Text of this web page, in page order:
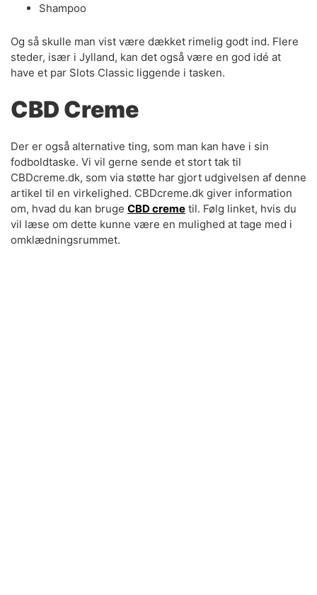
Shampoo
Og så skulle man vist være dækket rimelig godt ind. Flere
steder, især i Jylland, kan det også være en god idé at
have et par Slots Classic liggende i tasken.
CBD Creme
Der er også alternative ting, som man kan have i sin
fodboldtaske. Vi vil gerne sende et stort tak til
CBDcreme.dk, som via støtte har gjort udgivelsen af denne
artikel til en virkelighed. CBDcreme.dk giver information
om, hvad du kan bruge CBD creme til. Følg linket, hvis du
vil læse om dette kunne være en mulighed at tage med i
omklædningsrummet.